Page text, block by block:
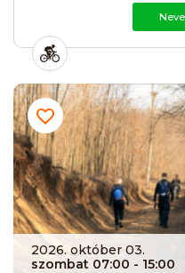
2026. október 03.
szombat 07:00 - 15:00